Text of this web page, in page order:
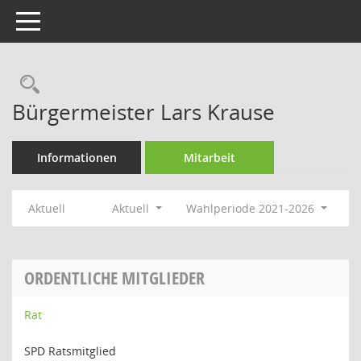
Toggle navigation
Rechercheauswahl
Bürgermeister Lars Krause
Informationen Mitarbeit
Aktuell Aktuell Wahlperiode 2021-2026
ORDENTLICHE MITGLIEDER
Rat
SPD Ratsmitglied